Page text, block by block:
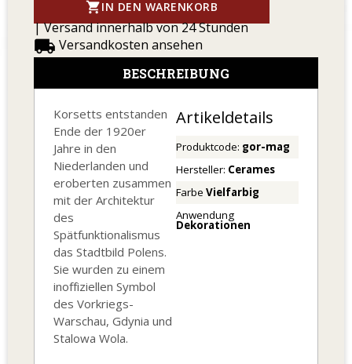
IN DEN WARENKORB
| Versand innerhalb von 24 Stunden
local_shipping Versandkosten ansehen
BESCHREIBUNG
Korsetts entstanden
Ende der 1920er
Jahre in den
Niederlanden und
eroberten zusammen
mit der Architektur
des
Spätfunktionalismus
das Stadtbild Polens.
Sie wurden zu einem
inoffiziellen Symbol
des Vorkriegs-
Warschau, Gdynia und
Stalowa Wola.
Artikeldetails
Produktcode: gor-mag
Hersteller: Cerames
Farbe Vielfarbig
Anwendung
Dekorationen